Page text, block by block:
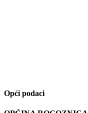
Opći podaci